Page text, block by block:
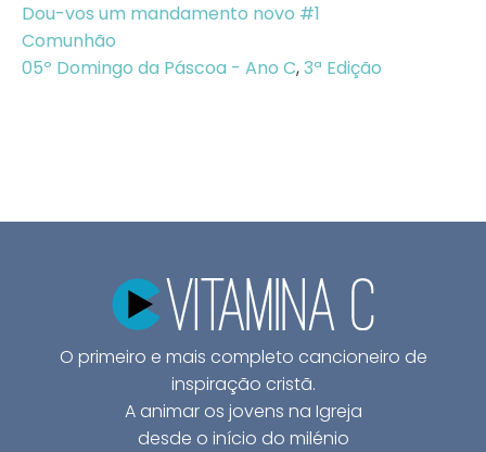
Dou-vos um mandamento novo #1
Comunhão
05º Domingo da Páscoa - Ano C,3ª Edição
O primeiro e mais completo cancioneiro de
inspiração cristã.
A animar os jovens na Igreja
desde o início do milénio